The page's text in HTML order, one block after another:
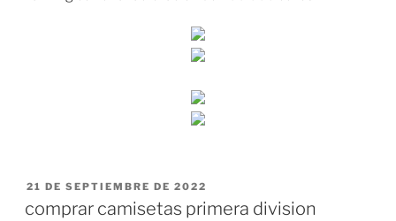
PUBLICADO
21 DE SEPTIEMBRE DE 2022
comprar camisetas primera division